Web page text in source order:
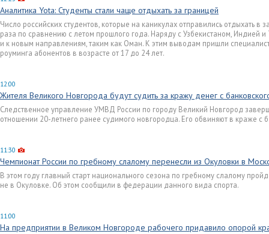
Аналитика Yota: Студенты стали чаще отдыхать за границей
Число российских студентов, которые на каникулах отправились отдыхать в
раза по сравнению с летом прошлого года. Наряду с Узбекистаном, Индией
и к новым направлениям, таким как Оман. К этим выводам пришли
роуминга абонентов в возрасте от 17 до 24 лет.
12:00
Жителя Великого Новгорода будут судить за кражу денег с
Следственное управление УМВД России по городу Великий Новгород
отношении 20-летнего ранее судимого новгородца. Его обвиняют в краже с
11:30
Чемпионат России по гребному слалому перенесли из Окуловки в
В этом году главный старт национального сезона по гребному слалому
не в Окуловке. Об этом сообщили в федерации данного вида спорта.
11:00
На предприятии в Великом Новгороде рабочего придавило опорой